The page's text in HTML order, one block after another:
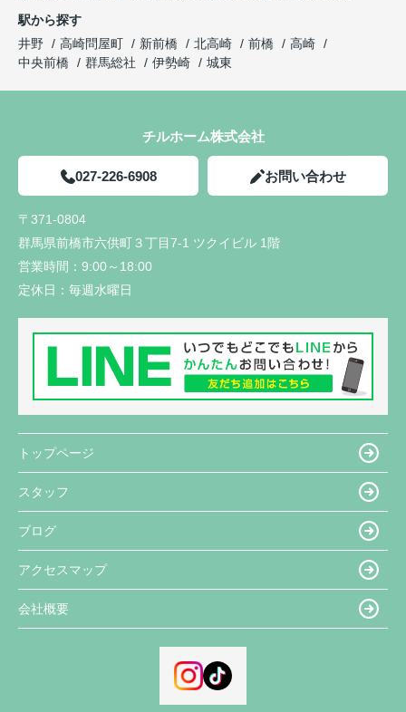
駅から探す
井野
高崎問屋町 新前橋 北高崎 前橋
高崎
中央前橋
群馬総社 伊勢崎 城東
チルホーム株式会社
027-226-6908 お問い合わせ
〒371-0804
群馬県前橋市六供町３丁目7-1 ツクイビル 1階
営業時間： 9:00～18:00
定休日： 毎週水曜日
トップページ
スタッフ
ブログ
アクセスマップ
会社概要